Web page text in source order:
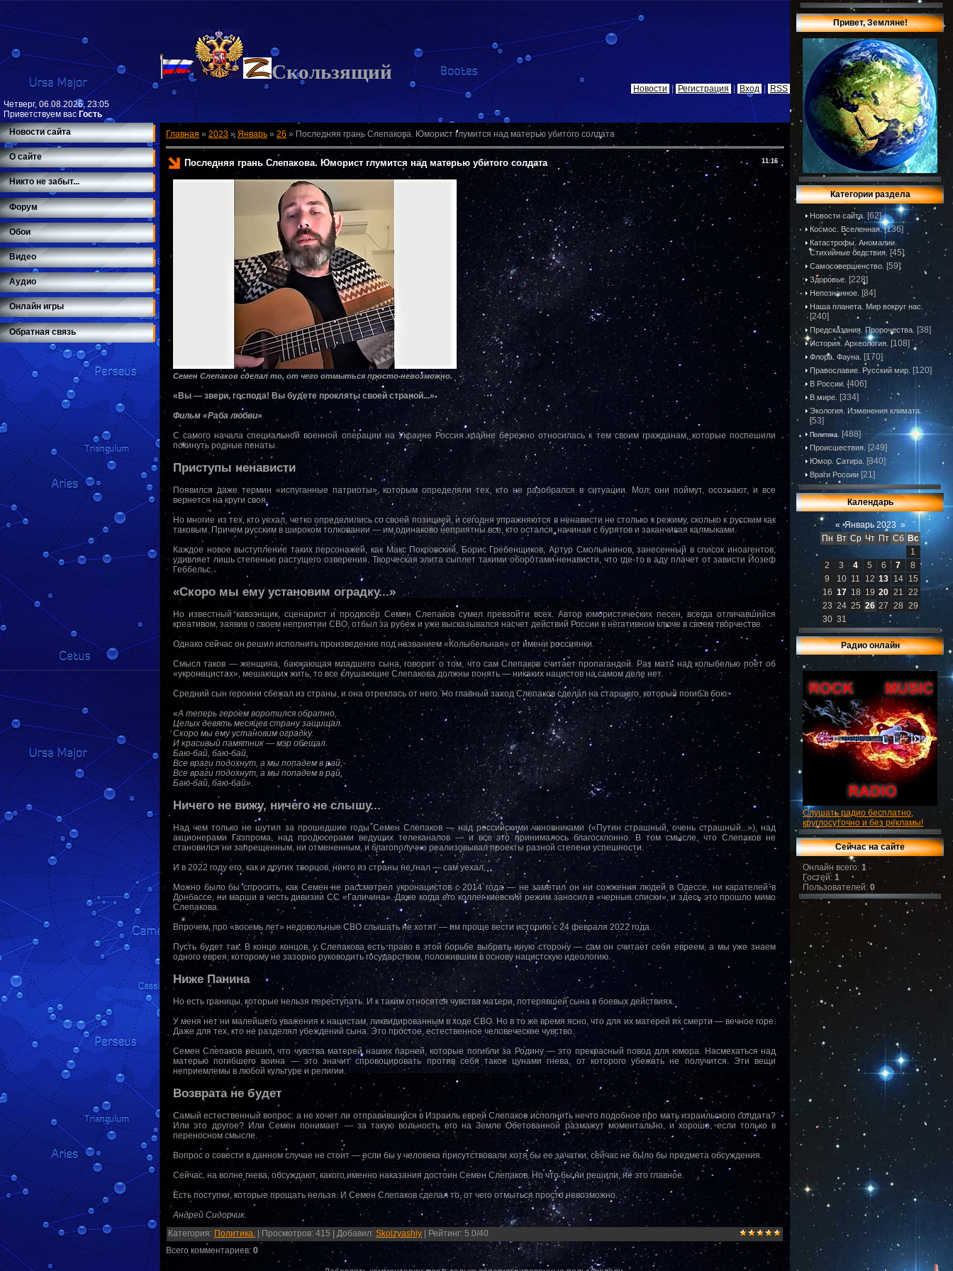
Четверг, 06.08.2026, 23:05
Приветствуем вас Гость
Скользящий
Новости Регистрация Вход | RSS
Новости сайта
О сайте
Никто не забыт...
Форум
Обои
Видео
Аудио
Онлайн игры
Обратная связь
Главная » 2023 » Январь » 26 » Последняя грань Слепакова. Юморист глумится над матерью убитого солдата
11:16
Последняя грань Слепакова. Юморист глумится над матерью убитого солдата
Семен Слепаков сделал то, от чего отмыться просто невозможно.
«Вы — звери, господа! Вы будете прокляты своей страной...»
Фильм «Раба любви»
С самого начала специальной военной операции на Украине Россия крайне бережно относилась к тем своим гражданам, которые поспешили
покинуть родные пенаты.
Приступы ненависти
Появился даже термин «испуганные патриоты», которым определяли тех, кто не разобрался в ситуации. Мол, они поймут, осознают, и все
вернется на круги своя.
Но многие из тех, кто уехал, четко определились со своей позицией, и сегодня упражняются в ненависти не столько к режиму, сколько к русским как
таковым. Причем русским в широком толковании — им одинаково неприятны все, кто остался, начиная с бурятов и заканчивая калмыками.
Каждое новое выступление таких персонажей, как Макс Покровский, Борис Гребенщиков, Артур Смольянинов, занесенный в список иноагентов,
удивляет лишь степенью растущего озверения. Творческая элита сыплет такими оборотами ненависти, что где-то в аду плачет от зависти Йозеф
Геббельс.
«Скоро мы ему установим оградку...»
Но известный кавээнщик, сценарист и продюсер Семен Слепаков сумел превзойти всех. Автор юмористических песен, всегда отличавшийся
креативом, заявив о своем неприятии СВО, отбыл за рубеж и уже высказывался насчет действий России в негативном ключе в своем творчестве.
Однако сейчас он решил исполнить произведение под названием «Колыбельная» от имени россиянки.
Смысл таков — женщина, баюкающая младшего сына, говорит о том, что сам Слепаков считает пропагандой. Раз мать над колыбелью поет об
«укронацистах», мешающих жить, то все слушающие Слепакова должны понять — никаких нацистов на самом деле нет.
Средний сын героини сбежал из страны, и она отреклась от него. Но главный заход Слепаков сделал на старшего, который погиб в бою:
«А теперь героем воротился обратно,
Целых девять месяцев страну защищал.
Скоро мы ему установим оградку.
И красивый памятник — мэр обещал.
Баю-бай, баю-бай,
Все враги подохнут, а мы попадем в рай,
Все враги подохнут, а мы попадем в рай,
Баю-бай, баю-бай».
Ничего не вижу, ничего не слышу...
Над чем только не шутил за прошедшие годы Семен Слепаков — над российскими чиновниками («Путин страшный, очень страшный...»), над
акционерами Газпрома, над продюсерами ведущих телеканалов — и все это принималось благосклонно. В том смысле, что Слепаков не
становился ни запрещенным, ни отмененным, и благополучно реализовывал проекты разной степени успешности.
И в 2022 году его, как и других творцов, никто из страны не гнал — сам уехал.
Можно было бы спросить, как Семен не рассмотрел укронацистов с 2014 года — не заметил он ни сожжения людей в Одессе, ни карателей в
Донбассе, ни марши в честь дивизии СС «Галичина». Даже когда его коллег киевский режим заносил в «черные списки», и здесь это прошло мимо
Слепакова.
Впрочем, про «восемь лет» недовольные СВО слышать не хотят — им проще вести историю с 24 февраля 2022 года.
Пусть будет так. В конце концов, у Слепакова есть право в этой борьбе выбрать иную сторону — сам он считает себя евреем, а мы уже знаем
одного еврея, которому не зазорно руководить государством, положившим в основу нацистскую идеологию.
Ниже Панина
Но есть границы, которые нельзя переступать. И к таким относятся чувства матери, потерявшей сына в боевых действиях.
У меня нет ни малейшего уважения к нацистам, ликвидированным в ходе СВО. Но в то же время ясно, что для их матерей их смерти — вечное горе.
Даже для тех, кто не разделял убеждений сына. Это простое, естественное человеческое чувство.
Семен Слепаков решил, что чувства матерей наших парней, которые погибли за Родину — это прекрасный повод для юмора. Насмехаться над
матерью погибшего воина — это значит спровоцировать против себя такое цунами гнева, от которого убежать не получится. Эти вещи
неприемлемы в любой культуре и религии.
Возврата не будет
Самый естественный вопрос: а не хочет ли отправившийся в Израиль еврей Слепаков исполнить нечто подобное про мать израильского солдата?
Или это другое? Или Семен понимает — за такую вольность его на Земле Обетованной размажут моментально, и хорошо, если только в
переносном смысле.
Вопрос о совести в данном случае не стоит — если бы у человека присутствовали хотя бы ее зачатки, сейчас не было бы предмета обсуждения.
Сейчас, на волне гнева, обсуждают, какого именно наказания достоин Семен Слепаков. Но что бы ни решили, не это главное.
Есть поступки, которые прощать нельзя. И Семен Слепаков сделал то, от чего отмыться просто невозможно.
Андрей Сидорчик.
Категория: Политика. Просмотров: 415 Добавил: Skolzyashiy Рейтинг: 5.0/40
Всего комментариев: 0
Привет, Земляне!
Категории раздела
Новости сайта. [62]
Космос. Вселенная. [136]
Катастрофы. Аномалии.
Стихийные бедствия.
[45]
Самосовершенство. [59]
Здоровье. [228]
Непознанное. [84]
Наша планета. Мир вокруг нас.
[240]
Предсказания. Пророчества. [38]
История. Археология. [108]
Флора. Фауна. [170]
Православие. Русский мир. [120]
В России. [406]
В мире. [334]
Экология. Изменения климата.
[53]
Политика. [488]
Происшествия. [249]
Юмор. Сатира. [340]
Враги России [21]
Календарь
« Январь 2023 »
Пн Вт Ср Чт Пт Сб Вс
1
2
3 4 5 6 7
8
9
10 11 12 13 14
15
16 17 18 19 20 21 22
23 24 25 26 27 28 29
30 31
Радио онлайн
Слушать радио бесплатно,
круглосуточно и без рекламы!
Сейчас на сайте
Онлайн всего: 1
Гостей: 1
Пользователей: 0